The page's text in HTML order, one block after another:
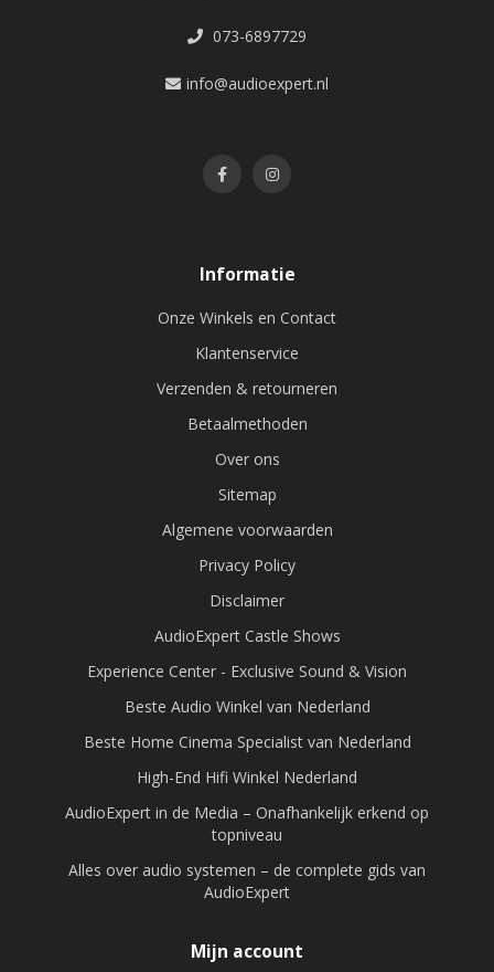
073-6897729
info@audioexpert.nl
Informatie
Onze Winkels en Contact
Klantenservice
Verzenden & retourneren
Betaalmethoden
Over ons
Sitemap
Algemene voorwaarden
Privacy Policy
Disclaimer
AudioExpert Castle Shows
Experience Center - Exclusive Sound & Vision
Beste Audio Winkel van Nederland
Beste Home Cinema Specialist van Nederland
High-End Hifi Winkel Nederland
AudioExpert in de Media – Onafhankelijk erkend op
topniveau
Alles over audio systemen – de complete gids van
AudioExpert
Mijn account